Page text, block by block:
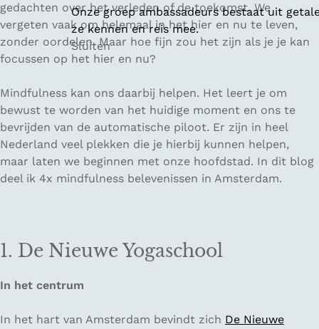
Onze groep ambassadeurs bestaat uit
ze kennen en reis mee.
Sluiten
gedachten over het verleden of de toekomst. We
vergeten vaak om helemaal in het hier en nu te leven,
zonder oordelen. Maar hoe fijn zou het zijn als je je kan
focussen op het hier en nu?
Mindfulness kan ons daarbij helpen. Het leert je om
bewust te worden van het huidige moment en ons te
bevrijden van de automatische piloot. Er zijn in heel
Nederland veel plekken die je hierbij kunnen helpen,
maar laten we beginnen met onze hoofdstad. In dit blog
deel ik 4x mindfulness belevenissen in Amsterdam.
1. De Nieuwe Yogaschool
In het centrum
In het hart van Amsterdam bevindt zich De Nieuwe